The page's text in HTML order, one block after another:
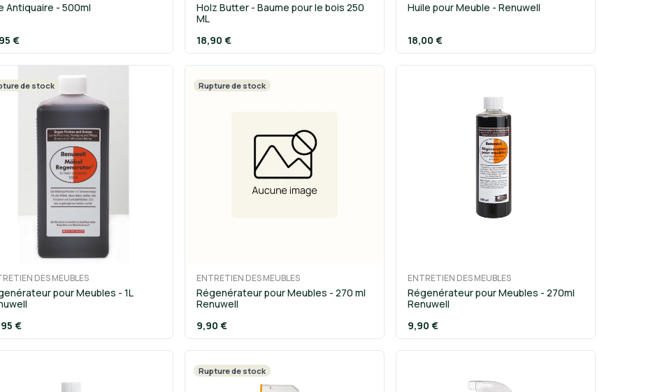
Antiquaire - 500ml
€
Holz Butter - Baume pour le bois 250
ML
18,90 €
Huile pour Meuble - Renuwell
18,00 €
de stock
DES MEUBLES
pour Meubles - 1L
€
Rupture de stock
ENTRETIEN DES MEUBLES
Régenérateur pour Meubles - 270 ml
Renuwell
9,90 €
ENTRETIEN DES MEUBLES
Régenérateur pour Meubles - 270ml
Renuwell
9,90 €
Rupture de stock